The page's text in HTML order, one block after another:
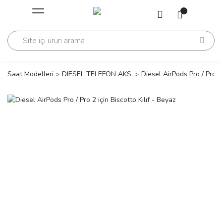
Geri Dön
Geri Dön
Saat Modelleri DIESEL TELEFON AKS. Diesel AirPods Pro / Pro